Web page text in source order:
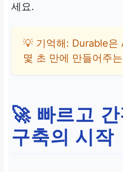
세요.
💡 기억해: Durable은
몇 초 만에 만들어주
🚀 빠르고
구축의 시작